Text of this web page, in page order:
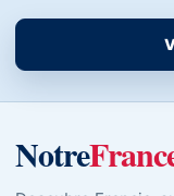
Notre